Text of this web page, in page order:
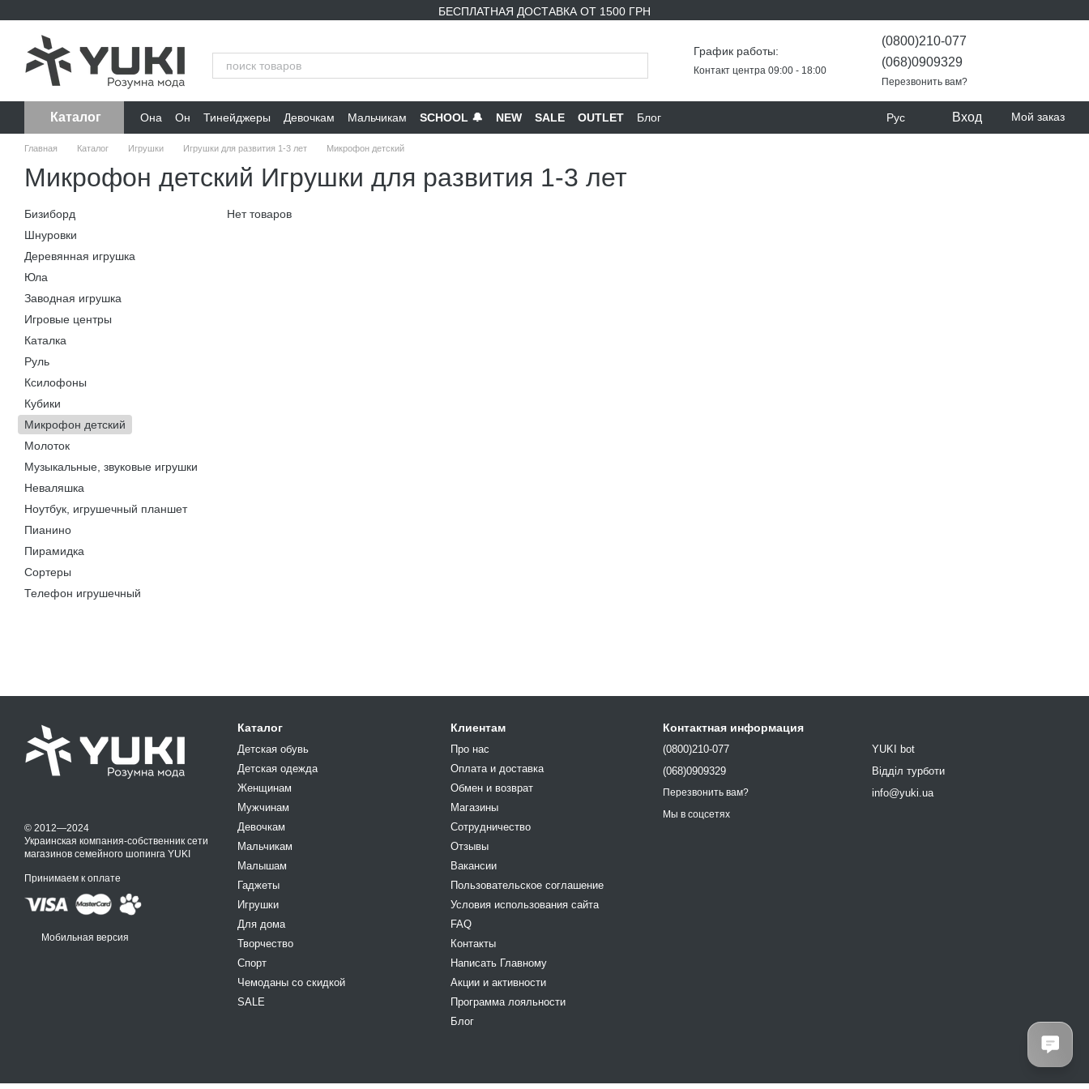
БЕСПЛАТНАЯ ДОСТАВКА ОТ 1500 ГРН
График работы:
Контакт центра 09:00 - 18:00
(0800)210-077
(068)0909329
Перезвонить вам?
Каталог Она Он Тинейджеры Девочкам Мальчикам SCHOOL 🔔 NEW SALE OUTLET Блог Рус Вход Мой заказ
Главная Каталог Игрушки Игрушки для развития 1-3 лет Микрофон детский
Микрофон детский Игрушки для развития 1-3 лет
Нет товаров
Бизиборд
Шнуровки
Деревянная игрушка
Юла
Заводная игрушка
Игровые центры
Каталка
Руль
Ксилофоны
Кубики
Микрофон детский
Молоток
Музыкальные, звуковые игрушки
Неваляшка
Ноутбук, игрушечный планшет
Пианино
Пирамидка
Сортеры
Телефон игрушечный
© 2012—2024
Украинская компания-собственник сети
магазинов семейного шопинга YUKI
Принимаем к оплате
Мобильная версия
Каталог
Детская обувь
Детская одежда
Женщинам
Мужчинам
Девочкам
Мальчикам
Малышам
Гаджеты
Игрушки
Для дома
Творчество
Спорт
Чемоданы со скидкой
SALE
Клиентам
Про нас
Оплата и доставка
Обмен и возврат
Магазины
Сотрудничество
Отзывы
Вакансии
Пользовательское соглашение
Условия использования сайта
FAQ
Контакты
Написать Главному
Акции и активности
Программа лояльности
Блог
Контактная информация
(0800)210-077
(068)0909329
Перезвонить вам?
YUKI bot
Відділ турботи
info@yuki.ua
Мы в соцсетях